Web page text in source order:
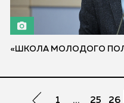
«ШКОЛА МОЛОДОГО
1 ... 25 26